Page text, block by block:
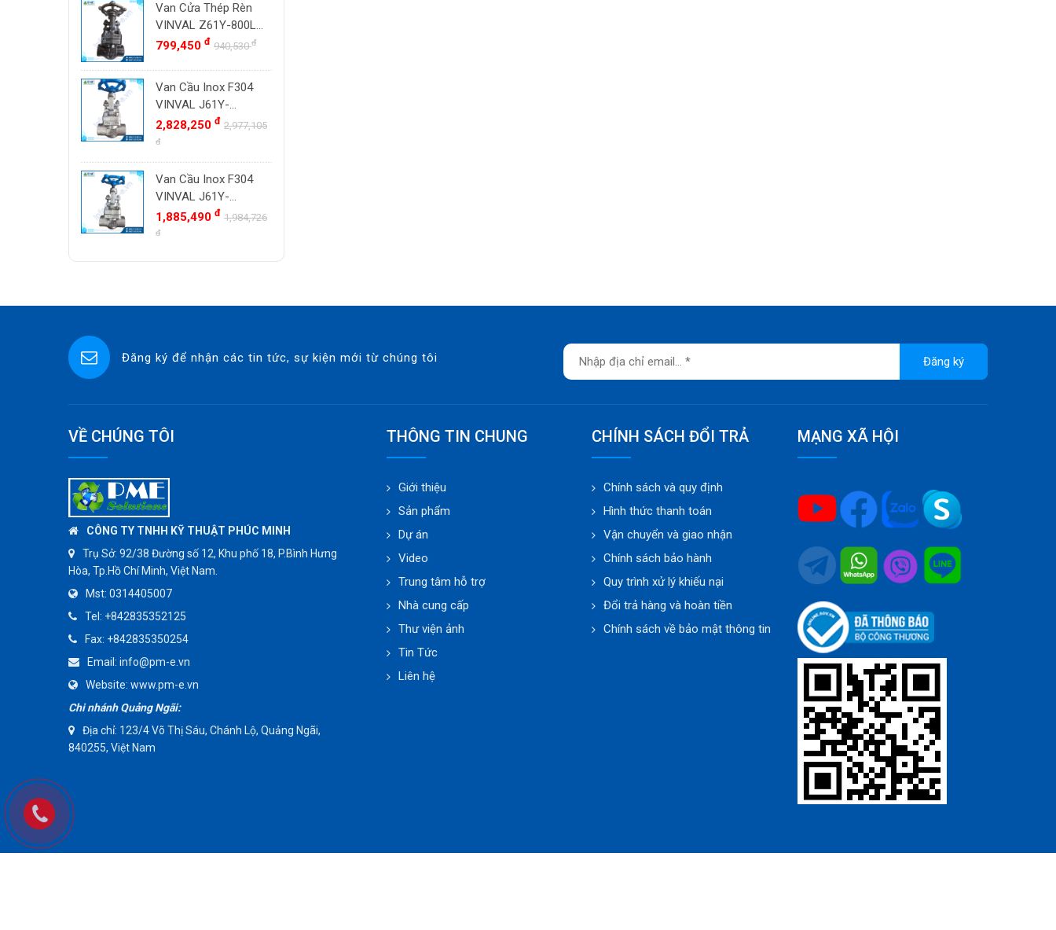
KITZ
DK VALVE
TIGER
HD FIRE
ETM
TAMAKI
ASAHI
SWISSFLUID
KUNKLE
ASCO CO2
SPIRAX SARCO
DKM
VALQUA
HAWKS
ZETKAMA
BZE
DYNO
WEFLO
SENSUS
TOMOE
SUNPASS
AMMETE
Van Cửa Thép Rèn
VINVAL Z61Y-800LB
DN15 (1/2") | Class
799,450 đ 940,530đ
Van Cầu Inox F304
VINVAL J61Y-
800LBP DN25 (1")
Class 800 Socket
2,828,250 đ 2,977,105
đ
Van Cầu Inox F304
VINVAL J61Y-
800LBP DN20 (3/4")
Class 800 Socket
1,885,490 đ 1,984,726
đ
Đăng ký để nhận các tin tức, sự kiện mới từ chúng tôi Đăng ký
VỀ CHÚNG TÔI
CÔNG TY TNHH KỸ THUẬT PHÚC MINH
Trụ Sở: 92/38 Đường số 12, Khu phố 18, P.Bình Hưng
Hòa, Tp.Hồ Chí Minh, Việt Nam.
Mst: 0314405007
Tel: +842835352125
Fax: +842835350254
Email: info@pm-e.vn
Website: www.pm-e.vn
Chi nhánh Quảng Ngãi:
Địa chỉ: 123/4 Võ Thị Sáu, Chánh Lộ, Quảng Ngãi,
840255, Việt Nam
THÔNG TIN CHUNG
Giới thiệu
Sản phẩm
Dự án
Video
Trung tâm hỗ trợ
Nhà cung cấp
Thư viện ảnh
Tin Tức
Liên hệ
CHÍNH SÁCH ĐỔI TRẢ
Chính sách và quy định
Hình thức thanh toán
Vận chuyển và giao nhận
Chính sách bảo hành
Quy trình xử lý khiếu nại
Đổi trả hàng và hoàn tiền
Chính sách về bảo mật thông tin
MẠNG XÃ HỘI